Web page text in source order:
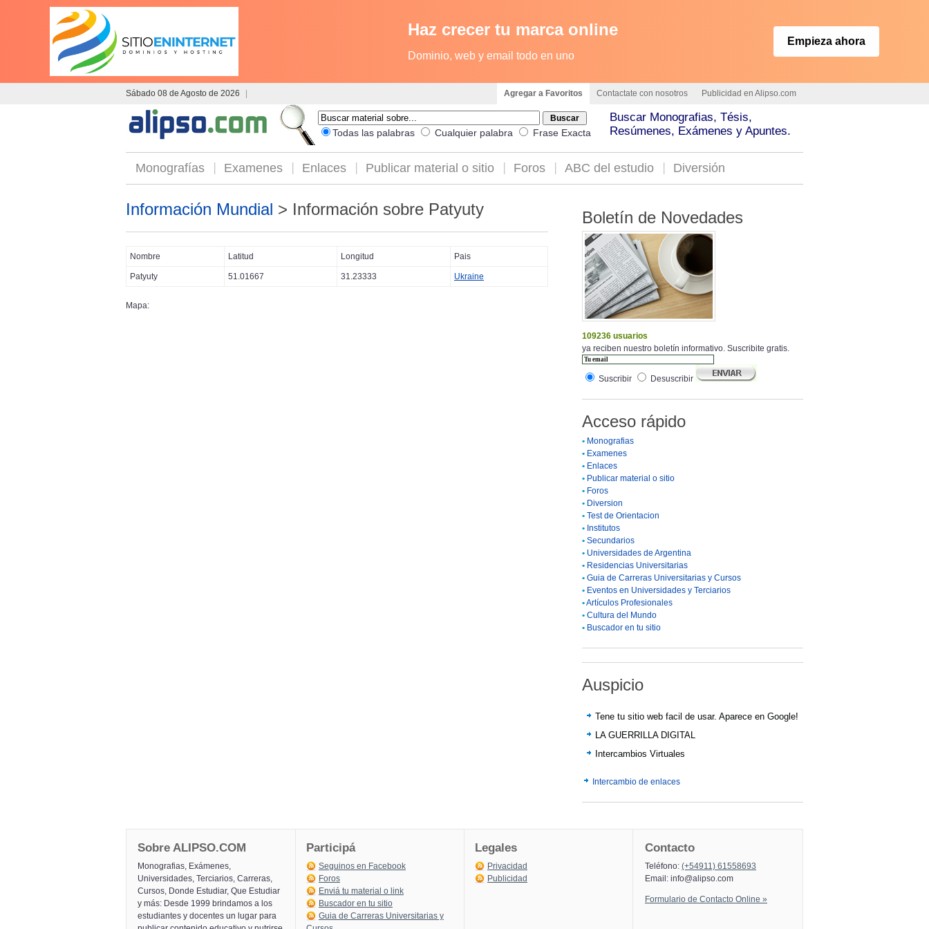
Haz crecer tu marca online
Dominio, web y email todo en uno
Empieza ahora
Sábado 08 de Agosto de 2026 Agregar a Favoritos Contactate con nosotros Publicidad en Alipso.com
Todas las palabras Cualquier palabra Frase Exacta
Buscar Monografias, Tésis,
Resúmenes, Exámenes y Apuntes.
Monografías Examenes Enlaces Publicar material o sitio Foros ABC del estudio Diversión
Información Mundial > Información sobre Patyuty
Nombre Latitud Longitud Pais
Patyuty 51.01667 31.23333 Ukraine
Mapa:
Boletín de Novedades
109236 usuarios
ya reciben nuestro boletín informativo. Suscribite gratis.
Suscribir Desuscribir
Acceso rápido
• Monografias
• Examenes
• Enlaces
• Publicar material o sitio
• Foros
• Diversion
• Test de Orientacion
• Institutos
• Secundarios
• Universidades de Argentina
• Residencias Universitarias
• Guia de Carreras Universitarias y Cursos
• Eventos en Universidades y Terciarios
•Artículos Profesionales
• Cultura del Mundo
• Buscador en tu sitio
Auspicio
Tene tu sitio web facil de usar. Aparece en Google!
LA GUERRILLA DIGITAL
Intercambios Virtuales
Intercambio de enlaces
Sobre ALIPSO.COM
Monografias, Exámenes,
Universidades, Terciarios, Carreras,
Cursos, Donde Estudiar, Que Estudiar
y más: Desde 1999 brindamos a los
estudiantes y docentes un lugar para
Participá
Seguinos en Facebook
Foros
Enviá tu material o link
Buscador en tu sitio
Guia de Carreras Universitarias y
Legales
Privacidad
Publicidad
Contacto
Teléfono: (+54911) 61558693
Email: info@alipso.com
Formulario de Contacto Online »